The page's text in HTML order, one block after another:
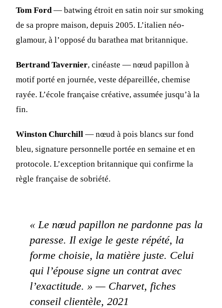
Tom Ford— batwing étroit en satin noir sur smoking
de sa propre maison, depuis 2005. L’italien néo-
glamour, à l’opposé du barathea mat britannique.
Bertrand Tavernier, cinéaste — nœud papillon à
motif porté en journée, veste dépareillée, chemise
rayée. L’école française créative, assumée jusqu’à la
fin.
Winston Churchill — nœud à pois blancs sur fond
bleu, signature personnelle portée en semaine et en
protocole. L’exception britannique qui confirme la
règle française de sobriété.
« Le nœud papillon ne pardonne pas la
paresse. Il exige le geste répété, la
forme choisie, la matière juste. Celui
qui l’épouse signe un contrat avec
l’exactitude. » — Charvet, fiches
conseil clientèle, 2021